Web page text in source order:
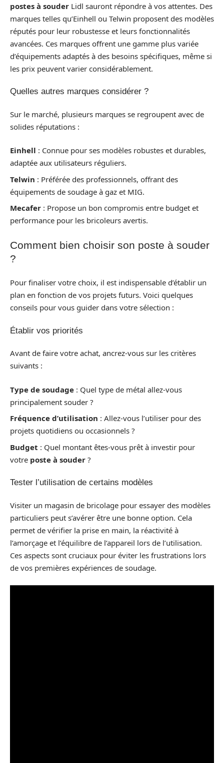
postes à souder Lidl sauront répondre à vos attentes. Des
marques telles qu’Einhell ou Telwin proposent des modèles
réputés pour leur robustesse et leurs fonctionnalités
avancées. Ces marques offrent une gamme plus variée
d’équipements adaptés à des besoins spécifiques, même si
les prix peuvent varier considérablement.
Quelles autres marques considérer ?
Sur le marché, plusieurs marques se regroupent avec de
solides réputations :
Einhell : Connue pour ses modèles robustes et durables,
adaptée aux utilisateurs réguliers.
Telwin : Préférée des professionnels, offrant des
équipements de soudage à gaz et MIG.
Mecafer : Propose un bon compromis entre budget et
performance pour les bricoleurs avertis.
Comment bien choisir son poste à souder
?
Pour finaliser votre choix, il est indispensable d’établir un
plan en fonction de vos projets futurs. Voici quelques
conseils pour vous guider dans votre sélection :
Établir vos priorités
Avant de faire votre achat, ancrez-vous sur les critères
suivants :
Type de soudage : Quel type de métal allez-vous
principalement souder ?
Fréquence d’utilisation : Allez-vous l’utiliser pour des
projets quotidiens ou occasionnels ?
Budget : Quel montant êtes-vous prêt à investir pour
votre poste à souder ?
Tester l’utilisation de certains modèles
Visiter un magasin de bricolage pour essayer des modèles
particuliers peut s’avérer être une bonne option. Cela
permet de vérifier la prise en main, la réactivité à
l’amorçage et l’équilibre de l’appareil lors de l’utilisation.
Ces aspects sont cruciaux pour éviter les frustrations lors
de vos premières expériences de soudage.